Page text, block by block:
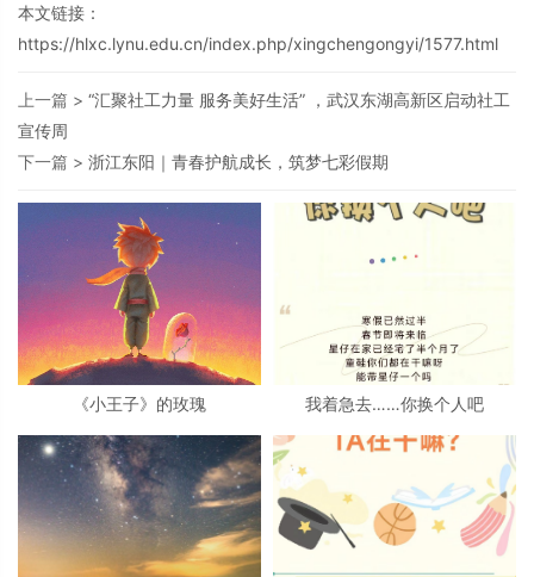
本文链接：
https://hlxc.lynu.edu.cn/index.php/xingchengongyi/1577.html
上一篇 > “汇聚社工力量 服务美好生活” ，武汉东湖高新区启动社工
宣传周
下一篇 > 浙江东阳｜青春护航成长，筑梦七彩假期
《小王子》的玫瑰 我着急去……你换个人吧